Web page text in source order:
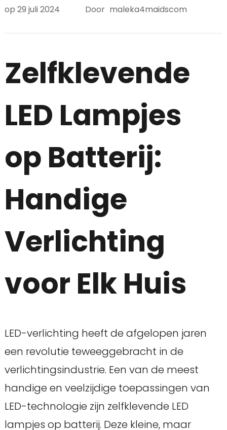
op 29 juli 2024 Door maleka4maidscom
Zelfklevende
LED Lampjes
op Batterij:
Handige
Verlichting
voor Elk Huis
LED-verlichting heeft de afgelopen jaren
een revolutie teweeggebracht in de
verlichtingsindustrie. Een van de meest
handige en veelzijdige toepassingen van
LED-technologie zijn zelfklevende LED
lampjes op batterij. Deze kleine, maar